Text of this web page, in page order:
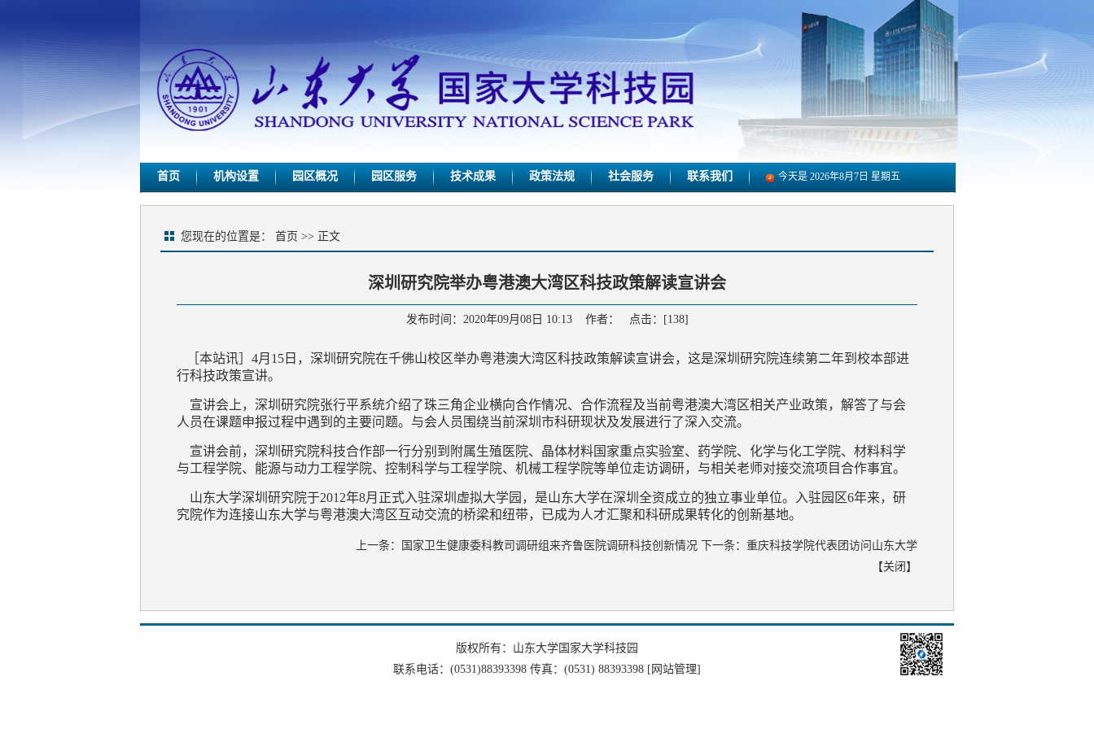
首页 机构设置 园区概况 园区服务 技术成果 政策法规 社会服务 联系我们 今天是 2026年8月7日 星期五
您现在的位置是： 首页 >> 正文
深圳研究院举办粤港澳大湾区科技政策解读宣讲会
发布时间：2020年09月08日 10:13 作者： 点击：[138]
［本站讯］4月15日，深圳研究院在千佛山校区举办粤港澳大湾区科技政策解读宣讲会，这是深圳研究院连续第二年到校本部进
行科技政策宣讲。
宣讲会上，深圳研究院张行平系统介绍了珠三角企业横向合作情况、合作流程及当前粤港澳大湾区相关产业政策，解答了与会
人员在课题申报过程中遇到的主要问题。与会人员围绕当前深圳市科研现状及发展进行了深入交流。
宣讲会前，深圳研究院科技合作部一行分别到附属生殖医院、晶体材料国家重点实验室、药学院、化学与化工学院、材料科学
与工程学院、能源与动力工程学院、控制科学与工程学院、机械工程学院等单位走访调研，与相关老师对接交流项目合作事宜。
山东大学深圳研究院于2012年8月正式入驻深圳虚拟大学园，是山东大学在深圳全资成立的独立事业单位。入驻园区6年来，研
究院作为连接山东大学与粤港澳大湾区互动交流的桥梁和纽带，已成为人才汇聚和科研成果转化的创新基地。
上一条： 国家卫生健康委科教司调研组来齐鲁医院调研科技创新情况 下一条： 重庆科技学院代表团访问山东大学
【关闭 】
版权所有：山东大学国家大学科技园
联系电话：(0531)88393398 传真：(0531) 88393398 [网站管理]